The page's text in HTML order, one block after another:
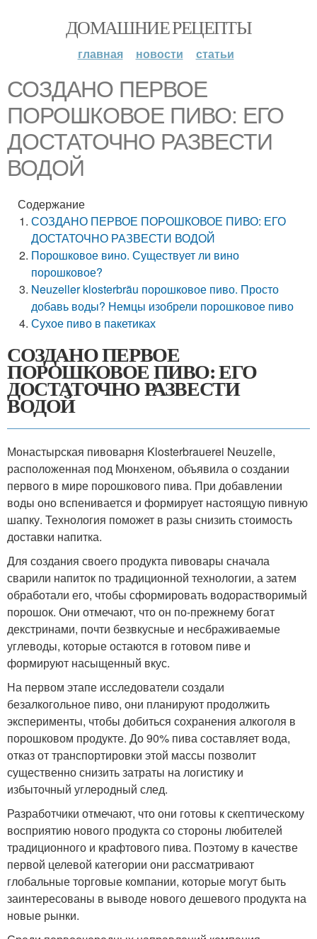
ДОМАШНИЕ РЕЦЕПТЫ
главная новости статьи
СОЗДАНО ПЕРВОЕ
ПОРОШКОВОЕ ПИВО: ЕГО
ДОСТАТОЧНО РАЗВЕСТИ
ВОДОЙ
Содержание
СОЗДАНО ПЕРВОЕ ПОРОШКОВОЕ ПИВО: ЕГО
ДОСТАТОЧНО РАЗВЕСТИ ВОДОЙ
Порошковое вино. Существует ли вино
порошковое?
Neuzeller klosterbräu порошковое пиво. Просто
добавь воды? Немцы изобрели порошковое пиво
Сухое пиво в пакетиках
СОЗДАНО ПЕРВОЕ
ПОРОШКОВОЕ ПИВО: ЕГО
ДОСТАТОЧНО РАЗВЕСТИ
ВОДОЙ
Монастырская пивоварня Klosterbrauerei Neuzelle,
расположенная под Мюнхеном, объявила о создании
первого в мире порошкового пива. При добавлении
воды оно вспенивается и формирует настоящую пивную
шапку. Технология поможет в разы снизить стоимость
доставки напитка.
Для создания своего продукта пивовары сначала
сварили напиток по традиционной технологии, а затем
обработали его, чтобы сформировать водорастворимый
порошок. Они отмечают, что он по-прежнему богат
декстринами, почти безвкусные и несбраживаемые
углеводы, которые остаются в готовом пиве и
формируют насыщенный вкус.
На первом этапе исследователи создали
безалкогольное пиво, они планируют продолжить
эксперименты, чтобы добиться сохранения алкоголя в
порошковом продукте. До 90% пива составляет вода,
отказ от транспортировки этой массы позволит
существенно снизить затраты на логистику и
избыточный углеродный след.
Разработчики отмечают, что они готовы к скептическому
восприятию нового продукта со стороны любителей
традиционного и крафтового пива. Поэтому в качестве
первой целевой категории они рассматривают
глобальные торговые компании, которые могут быть
заинтересованы в выводе нового дешевого продукта на
новые рынки.